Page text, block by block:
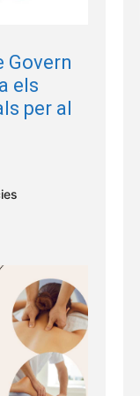
Govern
els
per al